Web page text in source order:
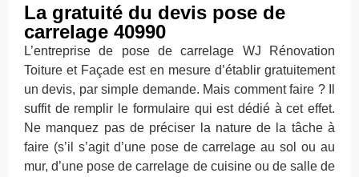
La gratuité du devis pose de
carrelage 40990
L’entreprise de pose de carrelage WJ Rénovation
Toiture et Façade est en mesure d’établir gratuitement
un devis, par simple demande. Mais comment faire ? Il
suffit de remplir le formulaire qui est dédié à cet effet.
Ne manquez pas de préciser la nature de la tâche à
faire (s’il s’agit d’une pose de carrelage au sol ou au
mur, d’une pose de carrelage de cuisine ou de salle de